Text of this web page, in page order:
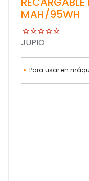
MAH/95WH
JUPIO
Para usar en